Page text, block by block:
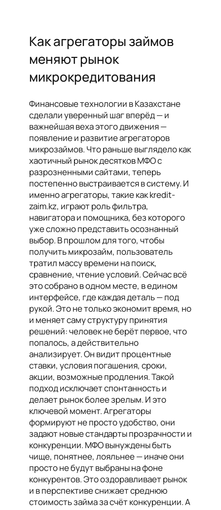
Как агрегаторы займов
меняют рынок
микрокредитования
Финансовые технологии в Казахстане
сделали уверенный шаг вперёд — и
важнейшая веха этого движения —
появление и развитие агрегаторов
микрозаймов. Что раньше выглядело как
хаотичный рынок десятков МФО с
разрозненными сайтами, теперь
постепенно выстраивается в систему. И
именно агрегаторы, такие как kredit-
zaim.kz, играют роль фильтра,
навигатора и помощника, без которого
уже сложно представить осознанный
выбор. В прошлом для того, чтобы
получить микрозайм, пользователь
тратил массу времени на поиск,
сравнение, чтение условий. Сейчас всё
это собрано в одном месте, в едином
интерфейсе, где каждая деталь — под
рукой. Это не только экономит время, но
и меняет саму структуру принятия
решений: человек не берёт первое, что
попалось, а действительно
анализирует. Он видит процентные
ставки, условия погашения, сроки,
акции, возможные продления. Такой
подход исключает спонтанность и
делает рынок более зрелым. И это
ключевой момент. Агрегаторы
формируют не просто удобство, они
задают новые стандарты прозрачности и
конкуренции. МФО вынуждены быть
чище, понятнее, лояльнее — иначе они
просто не будут выбраны на фоне
конкурентов. Это оздоравливает рынок
и в перспективе снижает среднюю
стоимость займа за счёт конкуренции. А